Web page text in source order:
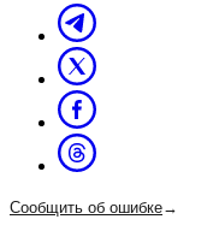
Сообщить об ошибке→